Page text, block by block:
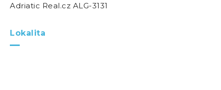
Adriatic Real.cz ALG-3131
Lokalita